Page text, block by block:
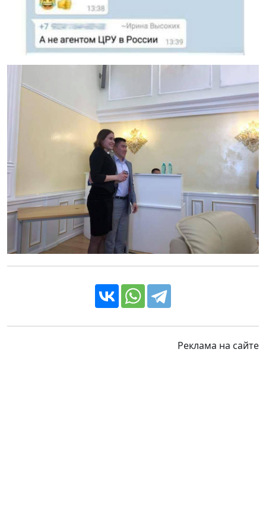
Реклама на сайте